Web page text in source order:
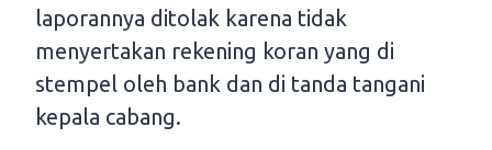
laporannya ditolak karena tidak
menyertakan rekening koran yang di
stempel oleh bank dan di tanda tangani
kepala cabang.